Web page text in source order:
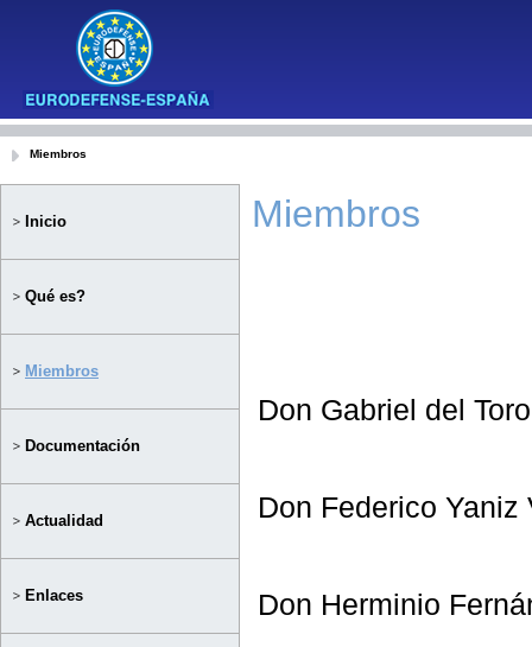
Miembros
Inicio
Qué es?
Miembros
Documentación
Actualidad
Enlaces
Miembros
Don Gabriel del
Don Federico
Don Herminio